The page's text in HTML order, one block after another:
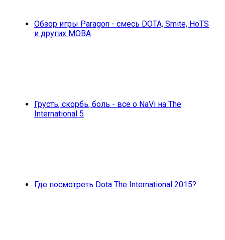
Обзор игры Paragon - смесь DOTA, Smite, HoTS
и других МОВА
Грусть, скорбь, боль - все о NaVi на The
International 5
Где посмотреть Dota The International 2015?